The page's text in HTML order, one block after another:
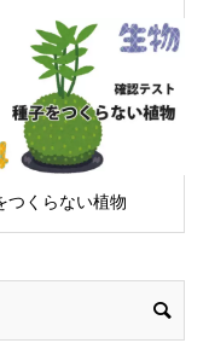
つくらない植物